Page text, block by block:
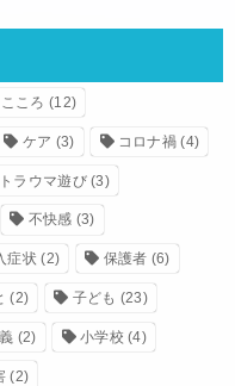
こころ (12)
ケア (3) コロナ禍 (4)
トラウマ遊び(3)
不快感 (3)
症状 (2) 保護者 (6)
(2) 子ども (23)
(2) 小学校 (4)
(2)